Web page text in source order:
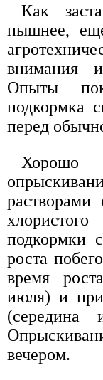
Как
пышнее,
внимания
Опыты
подкормка
перед
Хорошо
подкормки
роста
время
июля) и при
(середина
вечером.